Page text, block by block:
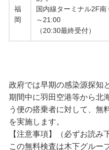
福
岡
国内線ターミナル2F南
～21:00
（20:30最終受付）
政府では早期の感染源探知
期間中に羽田空港等から北
う便の搭乗者に対して、無
を実施します。
【注意事項】（必ずお読み
この無料検査は木下グルー